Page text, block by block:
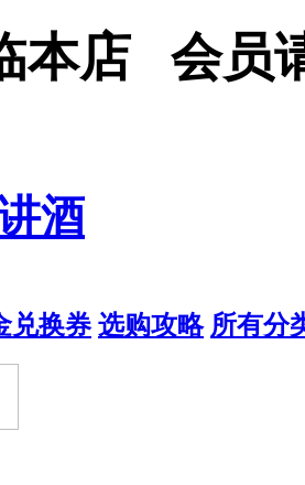
本店 会员
酒
兑换券 选购攻略 所有分